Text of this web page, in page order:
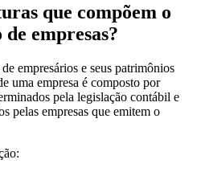
que compõem o
empresas?
empresários e seus patrimônios
uma empresa é composto por
pela legislação contábil e
pelas empresas que emitem o